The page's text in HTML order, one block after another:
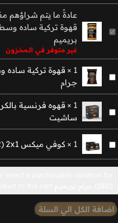
قهوة
تركية
وسط
(250)
جرام
بريميم
عادةً ما يتم شراؤهم
بريميم
غير متوفر في المخزون
قهوة
تركية
ساده
وسط
1
×
جرام
قهوه
فرنسية
بالكراميل
ساشيت
1
×
ساشيت
كوفي
ميكس
2x1
ظرف
)
1
× كوفي ميكس 2x1 (12 ظرف )
اضافة الكل الي السلة